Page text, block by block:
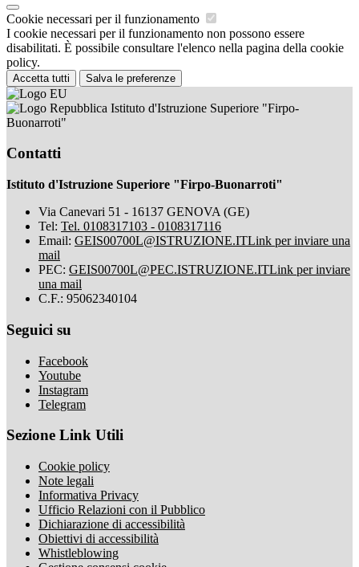
Cookie necessari per il funzionamento
I cookie necessari per il funzionamento non possono essere
disabilitati. È possibile consultare l'elenco nella pagina della cookie
policy.
Accetta tutti Salva le preferenze
Istituto d'Istruzione Superiore "Firpo-
Buonarroti"
Contatti
Istituto d'Istruzione Superiore "Firpo-Buonarroti"
Via Canevari 51 - 16137 GENOVA (GE)
Tel: Tel. 0108317103 - 0108317116
Email: GEIS00700L@ISTRUZIONE.ITLink per inviare una
mail
PEC: GEIS00700L@PEC.ISTRUZIONE.ITLink per inviare
una mail
C.F.: 95062340104
Seguici su
Facebook
Youtube
Instagram
Telegram
Sezione Link Utili
Cookie policy
Note legali
Informativa Privacy
Ufficio Relazioni con il Pubblico
Dichiarazione di accessibilità
Obiettivi di accessibilità
Whistleblowing